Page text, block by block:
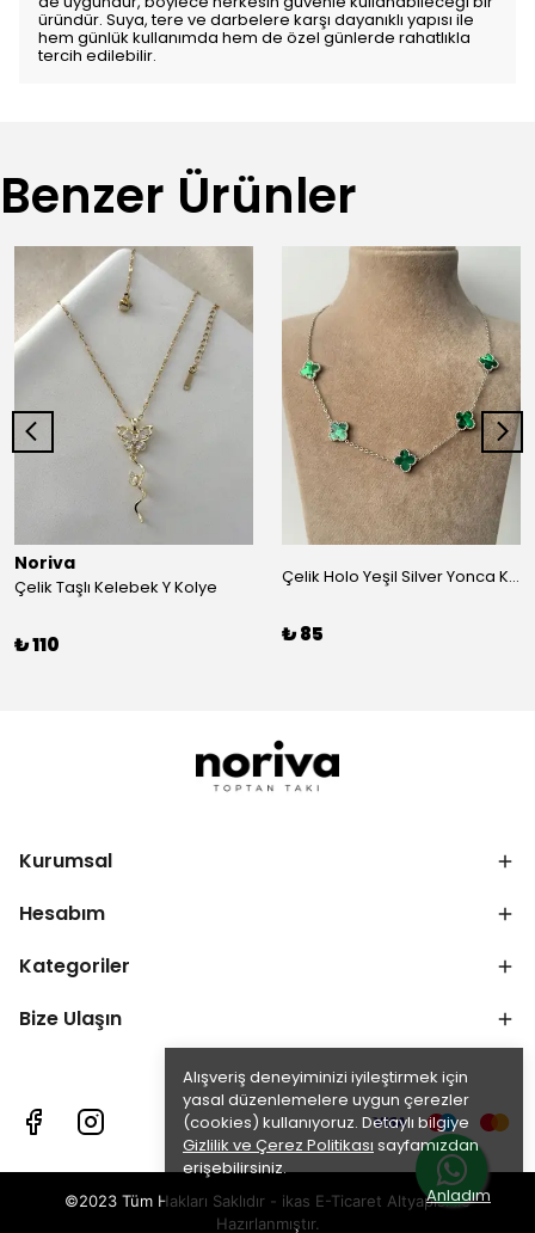
Alışveriş deneyiminizi iyileştirmek için
yasal düzenlemelere uygun çerezler
(cookies) kullanıyoruz. Detaylı bilgiye
Gizlilik ve Çerez Politikası sayfamızdan
erişebilirsiniz.
Anladım
üründür. Suya, tere ve darbelere karşı dayanıklı yapısı ile
hem günlük kullanımda hem de özel günlerde rahatlıkla
tercih edilebilir.
Benzer Ürünler
Noriva
Çelik Taşlı Kelebek Y Kolye
₺ 110
Çelik Holo Yeşil Silver Yonca Kolye
₺ 85
Kurumsal
Hesabım
Kategoriler
Bize Ulaşın
©2023 Tüm Hakları Saklıdır - ikas E-Ticaret Altyapısı ile
Hazırlanmıştır.